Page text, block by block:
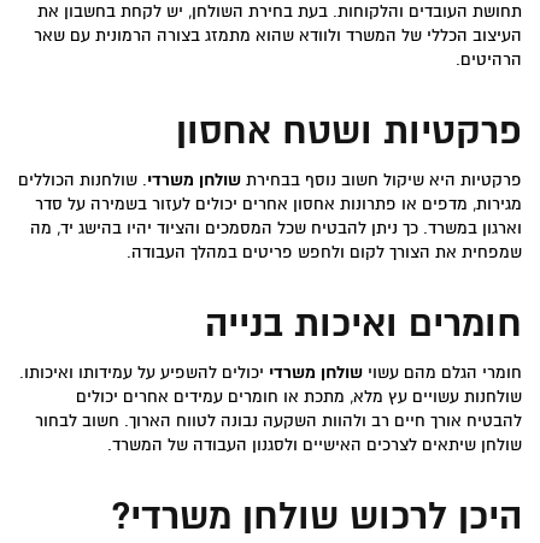
תחושת העובדים והלקוחות. בעת בחירת השולחן, יש לקחת בחשבון את
העיצוב הכללי של המשרד ולוודא שהוא מתמזג בצורה הרמונית עם שאר
הרהיטים.
פרקטיות ושטח אחסון
פרקטיות היא שיקול חשוב נוסף בבחירת שולחן משרדי. שולחנות הכוללים
מגירות, מדפים או פתרונות אחסון אחרים יכולים לעזור בשמירה על סדר
וארגון במשרד. כך ניתן להבטיח שכל המסמכים והציוד יהיו בהישג יד, מה
שמפחית את הצורך לקום ולחפש פריטים במהלך העבודה.
חומרים ואיכות בנייה
חומרי הגלם מהם עשוי שולחן משרדי יכולים להשפיע על עמידותו ואיכותו.
שולחנות עשויים עץ מלא, מתכת או חומרים עמידים אחרים יכולים
להבטיח אורך חיים רב ולהוות השקעה נבונה לטווח הארוך. חשוב לבחור
שולחן שיתאים לצרכים האישיים ולסגנון העבודה של המשרד.
היכן לרכוש שולחן משרדי?